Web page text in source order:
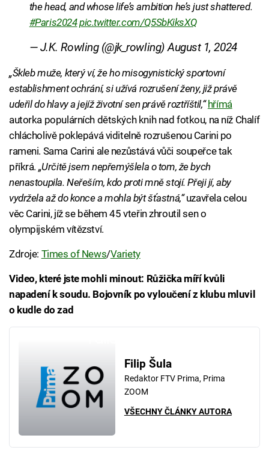
the head, and whose life’s ambition he’s just shattered.
#Paris2024pic.twitter.com/Q5SbKiksXQ
— J.K. Rowling (@jk_rowling)August 1, 2024
„Škleb muže, který ví, že ho misogynistický sportovní
establishment ochrání, si užívá rozrušení ženy, již právě
udeřil do hlavy a jejíž životní sen právě roztříštil,“ hřímá
autorka populárních dětských knih nad fotkou, na níž Chalíf
chlácholivě poklepává viditelně rozrušenou Carini po
rameni. Sama Carini ale nezůstává vůči soupeřce tak
příkrá. „Určitě jsem nepřemýšlela o tom, že bych
nenastoupila. Neřeším, kdo proti mně stojí. Přeji jí, aby
vydržela až do konce a mohla být šťastná,“uzavřela celou
věc Carini, jíž se během 45 vteřin zhroutil sen o
olympijském vítězství.
Zdroje: Times of News/Variety
Video, které jste mohli minout: Růžička míří kvůli
napadení k soudu. Bojovník po vyloučení z klubu mluvil
o kudle do zad
Filip Šula
Redaktor FTV Prima, Prima
ZOOM
VŠECHNY ČLÁNKY AUTORA